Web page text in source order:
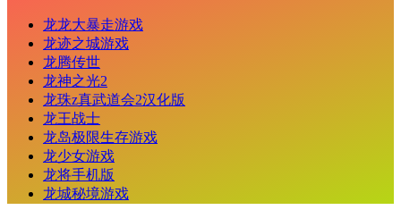
龙龙大暴走游戏
龙迹之城游戏
龙腾传世
龙神之光2
龙珠z真武道会2汉化版
龙王战士
龙岛极限生存游戏
龙少女游戏
龙将手机版
龙城秘境游戏